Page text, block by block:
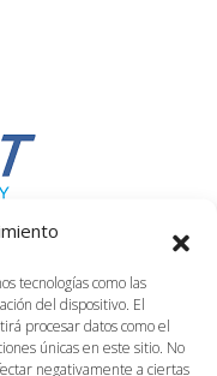
tecnologías como las
del dispositivo. El
procesar datos como el
únicas en este sitio. No
negativamente a ciertas